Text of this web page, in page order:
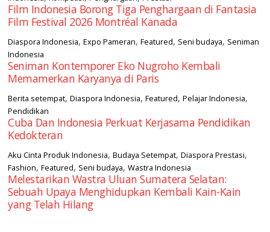
Film Indonesia Borong Tiga Penghargaan di Fantasia
Film Festival 2026 Montréal Kanada
Diaspora Indonesia,Expo Pameran,Featured, Seni budaya, Seniman
Indonesia
Seniman Kontemporer Eko Nugroho Kembali
Memamerkan Karyanya di Paris
Berita setempat,Diaspora Indonesia,Featured,Pelajar Indonesia,
Pendidikan
Cuba Dan Indonesia Perkuat Kerjasama Pendidikan
Kedokteran
Aku Cinta Produk Indonesia,Budaya Setempat,Diaspora Prestasi,
Fashion,Featured, Seni budaya,Wastra Indonesia
Melestarikan Wastra Uluan Sumatera Selatan:
Sebuah Upaya Menghidupkan Kembali Kain-Kain
yang Telah Hilang